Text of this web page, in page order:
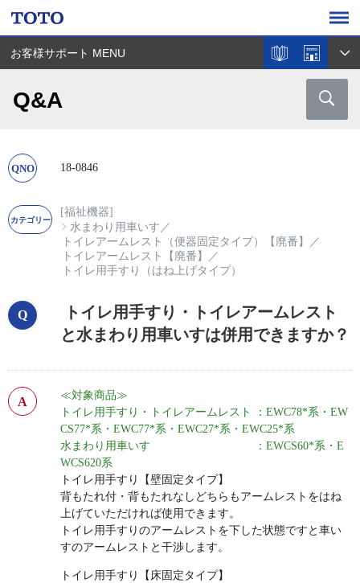
お客様サポート MENU
Q&A
18-0846
[福祉機器]
水まわり用車いす ／
トイレアームレスト（便器固定タイプ）【廃番】
／
トイレアームレスト【廃番】
／
トイレ用手すり（はね上げタイプ）
トイレ用手すり・トイレアームレスト
と水まわり用車いすは併用できますか？
≪対象商品≫
トイレ用手すり・トイレアームレスト ：EWC78*系・EW
CS77*系・EWC77*系・EWC27*系・EWC25*系
水まわり用車いす ：EWCS60*系・E
WCS620系
トイレ用手すり【壁固定タイプ】
背もたれ付・背もたれなしどちらもアームレストをはね
上げていただければ使用できます。
トイレ用手すりのアームレストを下した状態ですと車い
すのアームレストと干渉します。
トイレ用手すり【床固定タイプ】